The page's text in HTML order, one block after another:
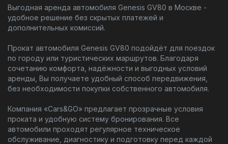
Выгодная аренда автомобиля Genesis GV80 в Москве -
удобное решение без скрытых платежей и
дополнительных комиссий.
Прокат автомобиля Genesis GV80 подойдёт для поездок
по городу или туристических маршрутов. Благодаря
сочетанию комфорта, надёжности и выгодных условий
аренды, Вы получаете удобный способ передвижения,
без необходимости покупки собственного автомобиля.
Компания «Cars&GO» предлагает прозрачные условия
проката и удобную систему бронирования. Все
автомобили проходят регулярное техническое
обслуживание, диагностику и подготовку перед каждой